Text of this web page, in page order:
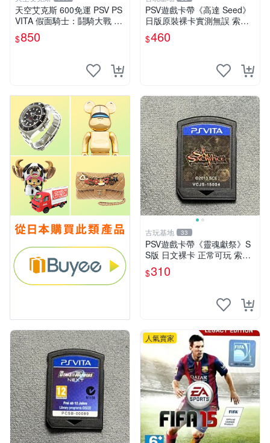
天空艾克斯 600免運 PSV PS
VITA 假面騎士：鬪騎大戰 創
生 普通版 純日版
$850
PSV遊戲卡帶《高達 Seed》
日版原裝裸卡實測無誤 索尼
專機獨享嚴選推薦 psv 高達
無誤卡帶
$460
古玩基地 33
PSV遊戲卡帶《靈魂獻祭》S
S版 日文裸卡 正常可玩 索尼
專用 不退不換 次數買兩送一
靈魂獻祭 PSP-VITA PSVita
$310
人氣賣家